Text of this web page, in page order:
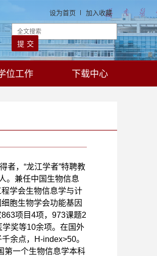
设为首页 加入收藏
位工作 下载中心
者，“龙江学者”特聘教
。兼任中国生物信息
学会生物信息学与计
胞生物学会功能基因
863项目4项， 973课题2
学奖等10余项。在国外
余点， H-index>50。
第一个生物信息学本科